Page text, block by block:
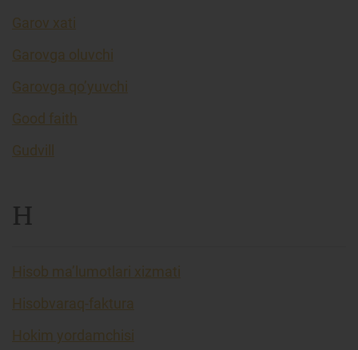
Garov xati
Garovga oluvchi
Garovga qo’yuvchi
Good faith
Gudvill
H
Hisob ma’lumotlari xizmati
Hisobvaraq-faktura
Hokim yordamchisi